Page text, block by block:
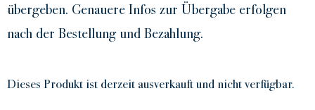
übergeben. Genauere Infos zur Übergabe erfolgen
nach der Bestellung und Bezahlung.
Dieses Produkt ist derzeit ausverkauft und nicht verfügbar.